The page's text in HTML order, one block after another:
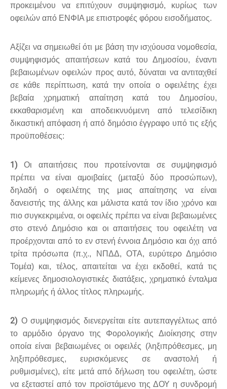
προκειμένου να επιτύχουν συμψηφισμό, κυρίως των
οφειλών από ΕΝΦΙΑ με επιστροφές φόρου εισοδήματος.
Αξίζει να σημειωθεί ότι με βάση την ισχύουσα νομοθεσία,
συμψηφισμός απαιτήσεων κατά του Δημοσίου, έναντι
βεβαιωμένων οφειλών προς αυτό, δύναται να αντιταχθεί
σε κάθε περίπτωση, κατά την οποία ο οφειλέτης έχει
βεβαία χρηματική απαίτηση κατά του Δημοσίου,
εκκαθαρισμένη και αποδεικνυόμενη από τελεσίδικη
δικαστική απόφαση ή από δημόσιο έγγραφο υπό τις εξής
προϋποθέσεις:
1) Οι απαιτήσεις που προτείνονται σε συμψηφισμό
πρέπει να είναι αμοιβαίες (μεταξύ δύο προσώπων),
δηλαδή ο οφειλέτης της μιας απαίτησης να είναι
δανειστής της άλλης και μάλιστα κατά τον ίδιο χρόνο και
πιο συγκεκριμένα, οι οφειλές πρέπει να είναι βεβαιωμένες
στο στενό Δημόσιο και οι απαιτήσεις του οφειλέτη να
προέρχονται από το εν στενή έννοια Δημόσιο και όχι από
τρίτα πρόσωπα (π.χ., ΝΠΔΔ, ΟΤΑ, ευρύτερο Δημόσιο
Τομέα) και, τέλος, απαιτείται να έχει εκδοθεί, κατά τις
κείμενες δημοσιολογιστικές διατάξεις, χρηματικό ένταλμα
πληρωμής ή άλλος τίτλος πληρωμής.
2) Ο συμψηφισμός διενεργείται είτε αυτεπαγγέλτως από
το αρμόδιο όργανο της Φορολογικής Διοίκησης στην
οποία είναι βεβαιωμένες οι οφειλές (ληξιπρόθεσμες, μη
ληξιπρόθεσμες, ευρισκόμενες σε αναστολή ή
ρυθμισμένες), είτε μετά από δήλωση του οφειλέτη, ώστε
να εξεταστεί από τον προϊστάμενο της ΔΟΥ η συνδρομή